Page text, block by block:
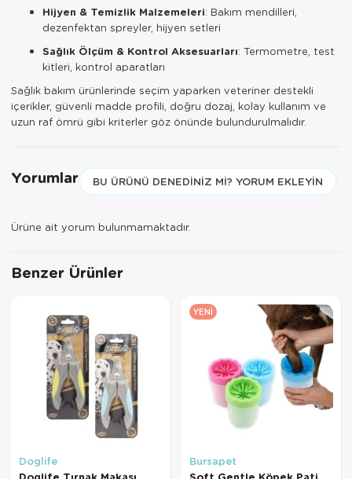
Hijyen & Temizlik Malzemeleri: Bakım mendilleri,
dezenfektan spreyler, hijyen setleri
Sağlık Ölçüm & Kontrol Aksesuarları: Termometre, test
kitleri, kontrol aparatları
Sağlık bakım ürünlerinde seçim yaparken veteriner destekli
içerikler, güvenli madde profili, doğru dozaj, kolay kullanım ve
uzun raf ömrü gibi kriterler göz önünde bulundurulmalıdır.
Yorumlar BU ÜRÜNÜ DENEDINIZ MI? YORUM EKLEYIN
Ürüne ait yorum bulunmamaktadır.
Benzer Ürünler
Doglife
YENI
Bursapet